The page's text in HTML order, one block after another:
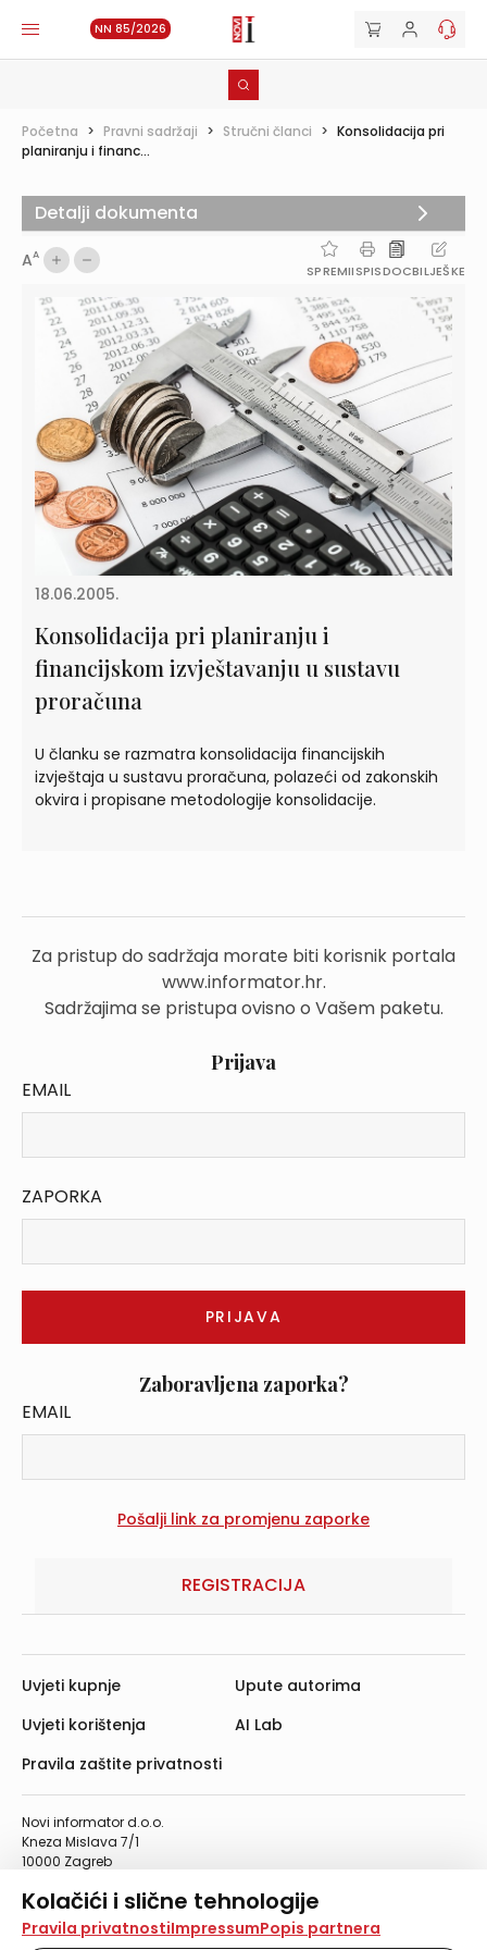
Kolačići i slične tehnologije
Na našoj web stranici koristimo kolačiće i slične
Pravila privatnostiImpressumPopis partnera
NN 85/2026
Početna > Pravni sadržaji > Stručni članci > Konsolidacija pri
planiranju i financ...
AA
SPREMIISPISDOCBILJEŠKE
18.06.2005.
Konsolidacija pri planiranju i
financijskom izvještavanju u sustavu
proračuna
U članku se razmatra konsolidacija financijskih
izvještaja u sustavu proračuna, polazeći od zakonskih
okvira i propisane metodologije konsolidacije.
Za pristup do sadržaja morate biti korisnik portala
www.informator.hr.
Sadržajima se pristupa ovisno o Vašem paketu.
Prijava
EMAIL
ZAPORKA
Zaboravljena zaporka?
EMAIL
REGISTRACIJA
Detalji dokumenta
Novi informator d.o.o.
Kneza Mislava 7/1
10000 Zagreb
Telefaks: 01/4612-553
info@informator.hr
Uvjeti kupnje
Uvjeti korištenja
Pravila zaštite privatnosti
Upute autorima
AI Lab